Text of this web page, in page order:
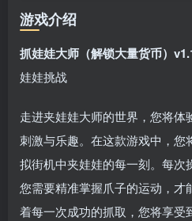
游戏介绍
抓娃娃大师（解锁大量货币）
娃娃挑战
走进夹娃娃大师的世界，您将体
刺激与乐趣。在这款游戏中，您
拟街机中夹娃娃的每一刻。每次
您需要精准掌握爪子的运动，才
着每一次成功的抓取，您将享受